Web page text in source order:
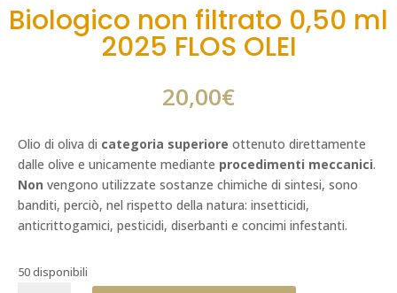
Biologico non filtrato 0,50 ml
2025 FLOS OLEI
20,00€
Olio di oliva di categoria superiore ottenuto direttamente
dalle olive e unicamente mediante procedimenti meccanici.
Non vengono utilizzate sostanze chimiche di sintesi, sono
banditi, perciò, nel rispetto della natura: insetticidi,
anticrittogamici, pesticidi, diserbanti e concimi infestanti.
50 disponibili